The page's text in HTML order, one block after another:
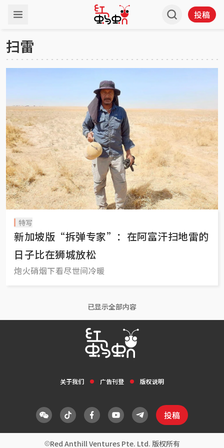
投稿
扫雷
特写
新加坡版“拆弹专家”：在阿富汗扫地雷的
日子比在狮城放松
炮火硝烟下看尽世间冷暖
已显示全部内容
关于我们 广告刊登 版权说明
投稿
Red Anthill Ventures Pte. Ltd. 版权所有